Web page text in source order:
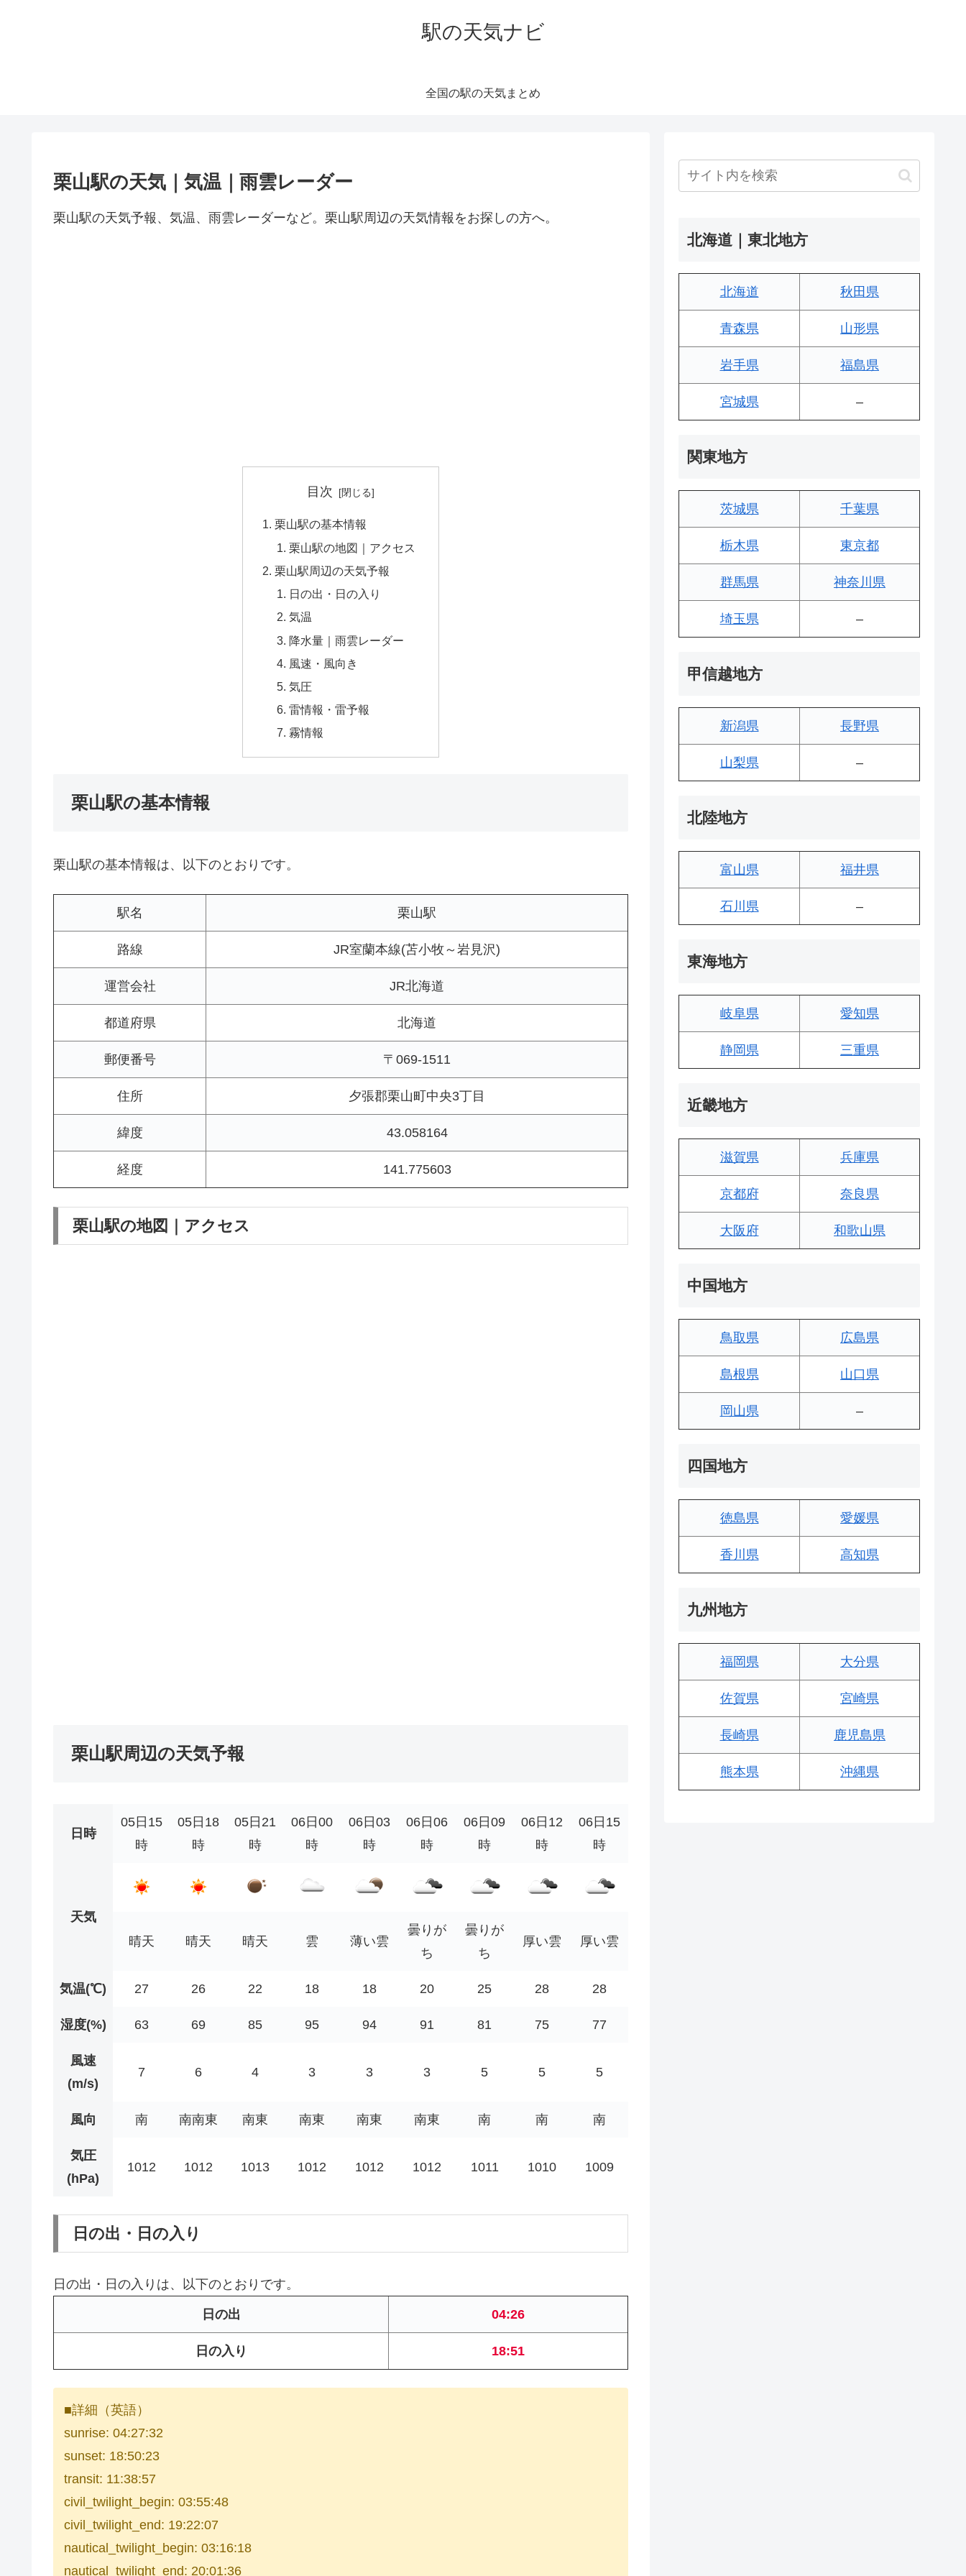
駅の天気ナビ
全国の駅の天気まとめ
栗山駅の天気｜気温｜雨雲レーダー
栗山駅の天気予報、気温、雨雲レーダーなど。栗山駅周辺の天気情報をお探しの方へ。
目次
栗山駅の基本情報
栗山駅の地図｜アクセス
栗山駅周辺の天気予報
日の出・日の入り
気温
降水量｜雨雲レーダー
風速・風向き
気圧
雷情報・雷予報
霧情報
栗山駅の基本情報
栗山駅の基本情報は、以下のとおりです。
駅名 栗山駅
路線 JR室蘭本線(苫小牧～岩見沢)
運営会社 JR北海道
都道府県 北海道
郵便番号 〒069-1511
住所 夕張郡栗山町中央3丁目
緯度 43.058164
経度 141.775603
栗山駅の地図｜アクセス
栗山駅周辺の天気予報
日時
05日15
時
05日18
時
05日21
時
06日00
時
06日03
時
06日06
時
06日09
時
06日12
時
06日15
時
天気
晴天
晴天 晴天 雲 薄い雲
曇りが
ち
曇りが
ち
厚い雲 厚い雲
気温(℃) 27 26 22 18 18 20 25 28 28
湿度(%) 63 69 85 95 94 91 81 75 77
風速
(m/s)
7 6 4 3 3 3 5 5 5
風向 南 南南東 南東 南東 南東 南東 南 南 南
気圧
(hPa)
1012 1012 1013 1012 1012 1012 1011 1010 1009
日の出・日の入り
日の出・日の入りは、以下のとおりです。
日の出 04:26
日の入り 18:51
■詳細（英語）
sunrise: 04:27:32
sunset: 18:50:23
transit: 11:38:57
civil_twilight_begin: 03:55:48
civil_twilight_end: 19:22:07
nautical_twilight_begin: 03:16:18
nautical_twilight_end: 20:01:36
北海道｜東北地方
北海道 秋田県
青森県 山形県
岩手県 福島県
宮城県 –
関東地方
茨城県 千葉県
栃木県 東京都
群馬県 神奈川県
埼玉県 –
甲信越地方
新潟県 長野県
山梨県 –
北陸地方
富山県 福井県
石川県 –
東海地方
岐阜県 愛知県
静岡県 三重県
近畿地方
滋賀県 兵庫県
京都府 奈良県
大阪府 和歌山県
中国地方
鳥取県 広島県
島根県 山口県
岡山県 –
四国地方
徳島県 愛媛県
香川県 高知県
九州地方
福岡県 大分県
佐賀県 宮崎県
長崎県 鹿児島県
熊本県 沖縄県